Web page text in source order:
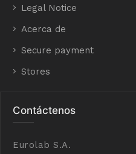
Legal Notice
Acerca de
Secure payment
Stores
Contáctenos
Eurolab S.A.